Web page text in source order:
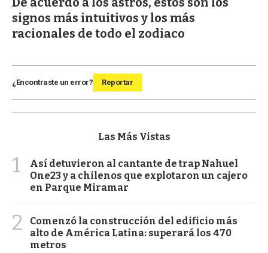
signos más intuitivos y los más
racionales de todo el zodiaco
¿Encontraste un error? Reportar
Las Más Vistas
1
Así detuvieron al cantante de trap Nahuel
One23 y a chilenos que explotaron un cajero
en Parque Miramar
2
Comenzó la construcción del edificio más
alto de América Latina: superará los 470
metros